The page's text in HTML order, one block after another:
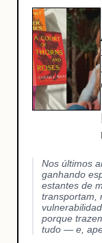
Nos últimos
ganhando
estantes de
transportam,
porque
tudo — e,